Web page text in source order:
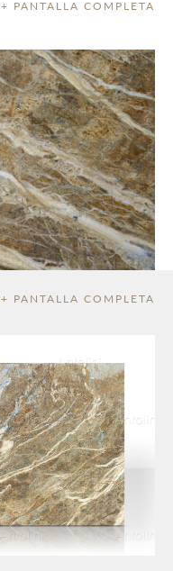
+ PANTALLA COMPLETA
+ PANTALLA COMPLETA